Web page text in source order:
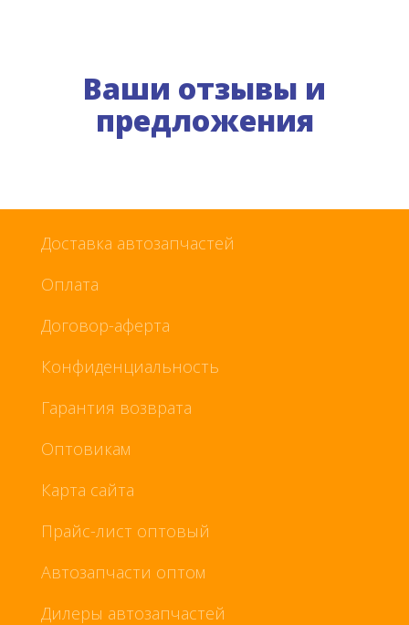
Ваши отзывы и
предложения
Доставка автозапчастей
Оплата
Договор-аферта
Конфиденциальность
Гарантия возврата
Оптовикам
Карта сайта
Прайс-лист оптовый
Автозапчасти оптом
Дилеры автозапчастей